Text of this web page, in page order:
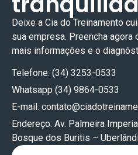
maior
segurança
jurídica
para a
empresa
quanto
para o
trabalhador.
de
trabalho;
Atender
fiscalizações
da
Auditoria
Fiscal
do
de
Controle
e
Prevenção
para
eliminar,
substituir,
reduzir
Deixe a Cia do Treinamento
sua empresa. Preencha
mais informações e o
Telefone: (34) 3253-0533
Whatsapp (34) 9864-0533
E-mail:
Endereço: Av. Palmeira
Bosque dos Buritis –